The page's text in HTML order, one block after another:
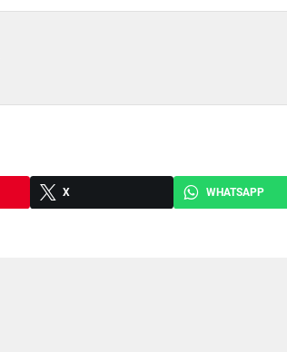
X WHATSAPP